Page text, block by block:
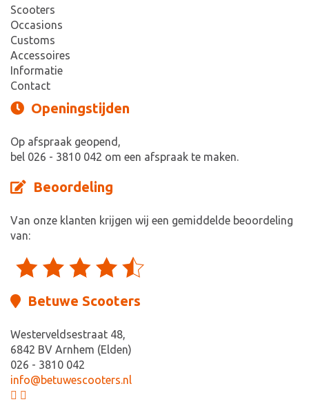
Scooters
Occasions
Customs
Accessoires
Informatie
Contact
Openingstijden
Op afspraak geopend,
bel 026 - 3810 042 om een afspraak te maken.
Beoordeling
Van onze klanten krijgen wij een gemiddelde beoordeling
van:
Betuwe Scooters
Westerveldsestraat 48,
6842 BV Arnhem (Elden)
026 - 3810 042
info@betuwescooters.nl